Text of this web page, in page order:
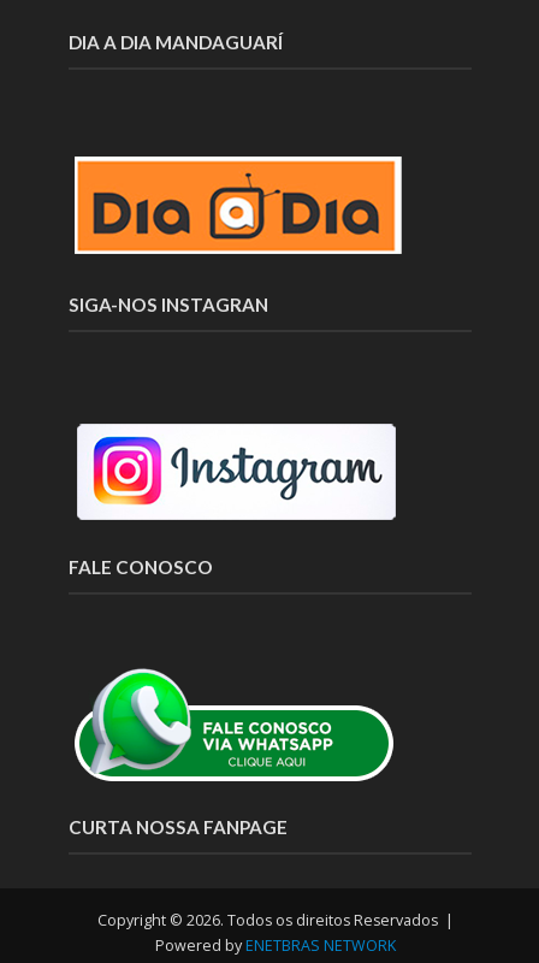
DIA A DIA MANDAGUARÍ
SIGA-NOS INSTAGRAN
FALE CONOSCO
CURTA NOSSA FANPAGE
Copyright © 2026. Todos os direitos Reservados |
Powered by ENETBRAS NETWORK